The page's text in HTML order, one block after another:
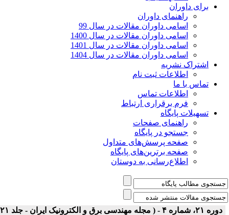
برای داوران
راهنمای داوران
اسامی داوران مقالات در سال 99
اسامی داوران مقالات در سال 1400
اسامی داوران مقالات در سال 1401
اسامی داوران مقالات در سال 1404
اشتراک نشریه
اطلاعات ثبت نام
تماس با ما
اطلاعات تماس
فرم برقراری ارتباط
تسهیلات پایگاه
راهنمای صفحات
جستجو در پایگاه
صفحه پرسش‌های متداول
صفحه برترین‌های پایگاه
اطلاع‌رسانی به دوستان
دوره ۲۱، شماره ۴ - ( مجله مهندسی برق و الکترونیک ایران - جلد ۲۱